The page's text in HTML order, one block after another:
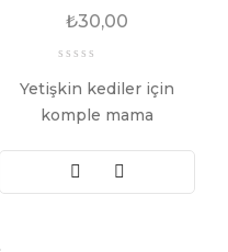
₺30,00
Yetişkin kediler için
komple mama